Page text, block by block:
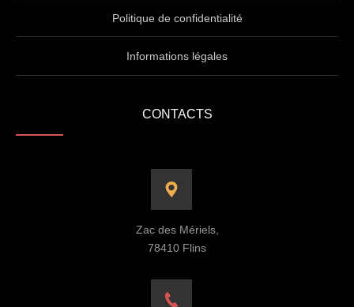
Politique de confidentialité
Informations légales
CONTACTS
Zac des Mériels,
78410 Flins